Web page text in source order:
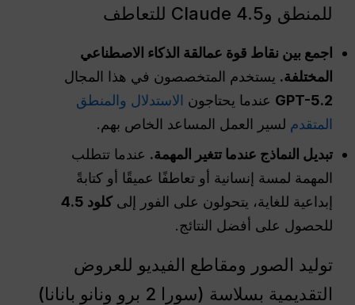
للمنطق وClaude 4.5 للتعاطف
اجمع بين نقاط قوة عمالقة الذكاء الاصطناعي
المختلفة. يستخدم المتخصصون في هذا المجال
GPT-5.2 عندما يحتاجون الاستدلال والمنطق
المتقدم لسير العمل المساعد الخاص بهم.
تبديل النماذج عندما تتغير المهمة. عندما تتطلب
المهمة لمسة إنسانية أو تعاطفًا عميقًا أو كتابةً
إبداعية للغاية، يتحولون على الفور إلىكلود 4.5
للحصول على أفضل النتائج.
توليد الصور ومقاطع الفيديو للعروض
التقديمية بسلاسة (سورا 2 برو ونانو بانانا)